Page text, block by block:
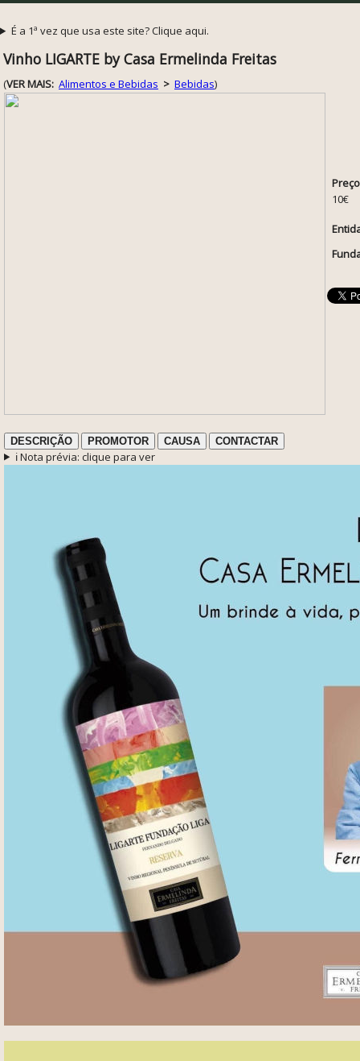
É a 1ª vez que usa este site? Clique aqui.
Vinho LIGARTE by Casa Ermelinda Freitas
(VER MAIS: Alimentos e Bebidas > Bebidas)
10€
DESCRIÇÃO PROMOTOR CAUSA CONTACTAR
ℹ️ Nota prévia: clique para ver